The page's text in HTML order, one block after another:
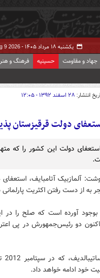
یکشنبه ۱۸ مرداد ۱۴۰۵ - 9 2026
جهاد و مقاومت حسینیه فرهنگ و هنر
انتشار: ۲۸ اسفند ۱۳۹۲ - ۱۲:۰۵
دولت قرقیزستان
دولت این کشور را که
آلمازبیک آتامبایف،
به از دست رفتن اکثریت
که از سال 2005 تاکنون دو رئیس‌جمهورش
خود ادامه خواهد داد.